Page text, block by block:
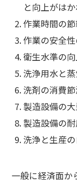
と向上がはか
作業時間の
作業の安全
衛生水準の向
洗浄用水と蒸
洗剤の消費節
製造設備の大
製造設備の
洗浄と生産の
一般に経済面か